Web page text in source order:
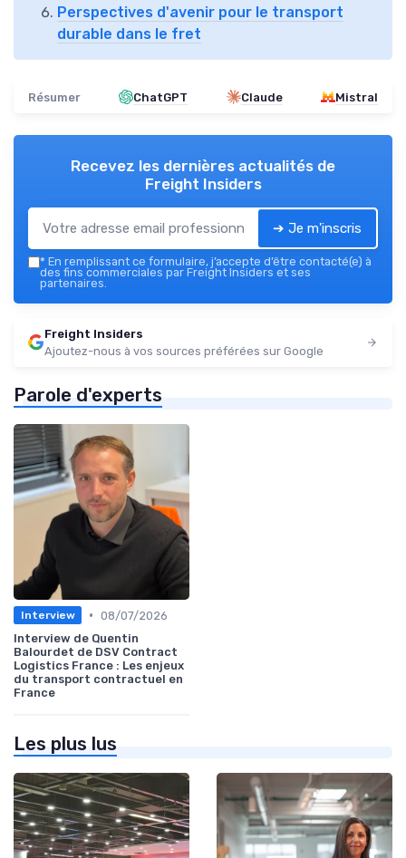
Perspectives d'avenir pour le transport
durable dans le fret
Résumer ChatGPT Claude Mistral
Recevez les dernières actualités de
Freight Insiders
➔ Je m'inscris
* En remplissant ce formulaire, j’accepte d’être contacté(e) à
des fins commerciales par Freight Insiders et ses
partenaires.
Freight Insiders
Ajoutez-nous à vos sources préférées sur Google
Parole d'experts
Interview • 08/07/2026
Interview de Quentin
Balourdet de DSV Contract
Logistics France : Les enjeux
du transport contractuel en
France
Les plus lus